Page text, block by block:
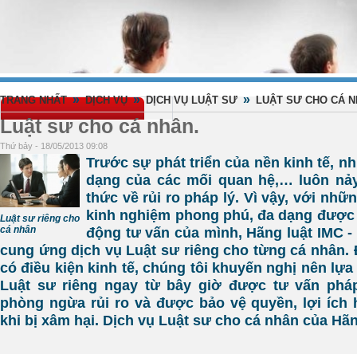
TRANG NHẤT » DỊCH VỤ » DỊCH VỤ LUẬT SƯ » LUẬT SƯ CHO CÁ
Luật sư cho cá nhân.
Thứ bảy - 18/05/2013 09:08
Luật sư riêng cho
cá nhân
Trước sự phát triển của nền kinh tế,
dạng của các mối quan hệ,… luôn
thức về rủi ro pháp lý. Vì vậy, với
kinh nghiệm phong phú, đa dạng
động tư vấn của mình, Hãng luật IMC
cung ứng dịch vụ Luật sư riêng cho từng cá nhân.
có điều kiện kinh tế, chúng tôi khuyến nghị nên
Luật sư riêng ngay từ bây giờ được tư vấn
phòng ngừa rủi ro và được bảo vệ quyền, lợi ích
khi bị xâm hại. Dịch vụ Luật sư cho cá nhân của